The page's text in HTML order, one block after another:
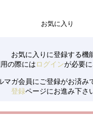
お気に入り
お気に入りに登録する機
の際にはログインが必要に
マガ会員にご登録がお済み
登録ページにお進み下さ